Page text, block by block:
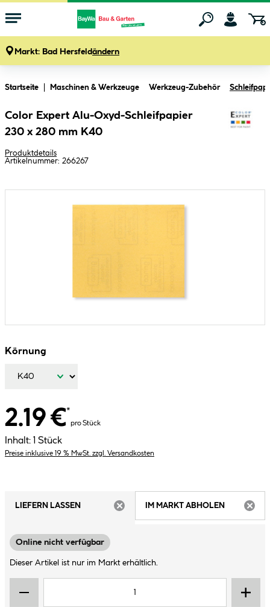
Markt: Bad Hersfeldändern
Startseite Maschinen & Werkzeuge Werkzeug-Zubehör
Color Expert Alu-Oxyd-Schleifpapier
230 x 280 mm K40
Produktdetails
Artikelnummer: 266267
Körnung
2.19 €*
pro Stück
Inhalt: 1 Stück
Preise inklusive 19 % MwSt. zzgl. Versandkosten
LIEFERN LASSEN
IM MARKT ABHOLEN
Online nicht verfügbar
Dieser Artikel ist nur im Markt erhältlich.